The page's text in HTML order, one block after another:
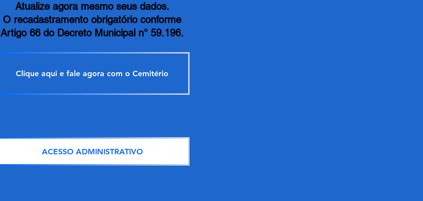
Atualize agora mesmo seus dados.
O recadastramento obrigatório conforme
Artigo 66 do Decreto Municipal n° 59.196.
Clique aqui e fale agora com o Cemitério
ACESSO ADMINISTRATIVO